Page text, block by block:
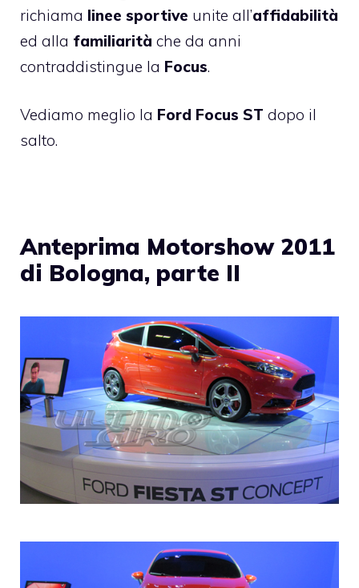
richiama linee sportive unite all’affidabilità
ed alla familiarità che da anni
contraddistingue la Focus.
Vediamo meglio la Ford Focus ST dopo il
salto.
Anteprima Motorshow 2011
di Bologna, parte II